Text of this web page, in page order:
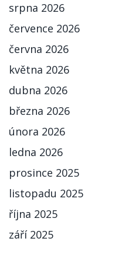
srpna 2026
července 2026
června 2026
května 2026
dubna 2026
března 2026
února 2026
ledna 2026
prosince 2025
listopadu 2025
října 2025
září 2025